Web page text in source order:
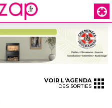
VOIR L'AGENDA
DES SORTIES